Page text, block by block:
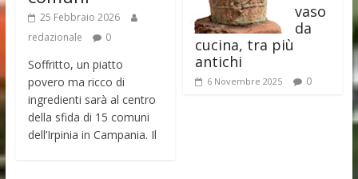
25 Febbraio 2026
redazionale
0
Soffritto, un piatto
povero ma ricco di
ingredienti sarà al centro
della sfida di 15 comuni
dell’Irpinia in Campania. Il
vaso
da
cucina, tra più
antichi
6 Novembre 2025 0